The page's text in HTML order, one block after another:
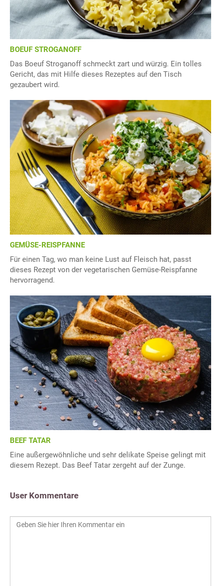
BOEUF STROGANOFF
Das Boeuf Stroganoff schmeckt zart und würzig. Ein tolles
Gericht, das mit Hilfe dieses Rezeptes auf den Tisch
gezaubert wird.
GEMÜSE-REISPFANNE
Für einen Tag, wo man keine Lust auf Fleisch hat, passt
dieses Rezept von der vegetarischen Gemüse-Reispfanne
hervorragend.
BEEF TATAR
Eine außergewöhnliche und sehr delikate Speise gelingt mit
diesem Rezept. Das Beef Tatar zergeht auf der Zunge.
User Kommentare